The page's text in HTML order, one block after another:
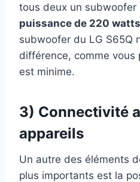
tous deux un subwoofer
puissance de 220 watts
subwoofer du LG S65Q
différence, comme vous
est minime.
3) Connectivité
appareils
Un autre des éléments
plus importants est la